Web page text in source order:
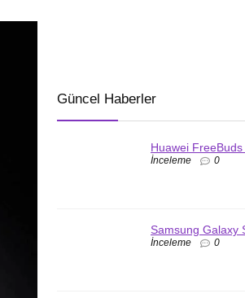
Güncel Haberler
Huawei
İnceleme 0
Samsung Galaxy
İnceleme 0